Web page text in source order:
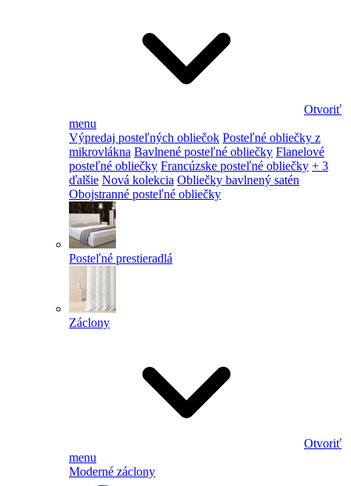
Otvoriť
menu
Výpredaj posteľných obliečok Posteľné obliečky z
mikrovlákna Bavlnené posteľné obliečky Flanelové
posteľné obliečky Francúzske posteľné obliečky + 3
ďalšie Nová kolekcia Obliečky bavlnený satén
Obojstranné posteľné obliečky
Posteľné prestieradlá
Záclony
Otvoriť
menu
Moderné záclony